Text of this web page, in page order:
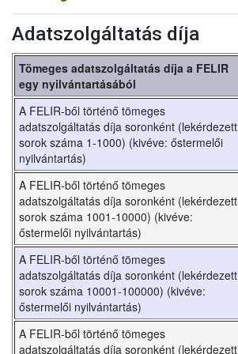
Adatszolgáltatás díja
Tömeges adatszolgáltatás díja a FELIR
egy nyilvántartásából
A FELIR-ből történő tömeges
adatszolgáltatás díja soronként (lekérdezett
sorok száma 1-1000) (kivéve: őstermelői
nyilvántartás)
A FELIR-ből történő tömeges
adatszolgáltatás díja soronként (lekérdezett
sorok száma 1001-10000) (kivéve:
őstermelői nyilvántartás)
A FELIR-ből történő tömeges
adatszolgáltatás díja soronként (lekérdezett
sorok száma 10001-100000) (kivéve:
őstermelői nyilvántartás)
A FELIR-ből történő tömeges
adatszolgáltatás díja soronként (lekérdezett